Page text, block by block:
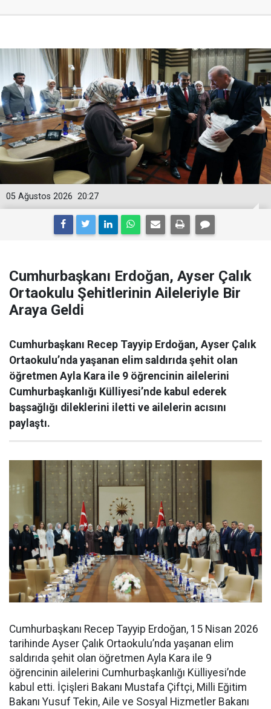
20:27
05 Ağustos 2026
Cumhurbaşkanı Erdoğan, Ayser Çalık
Ortaokulu Şehitlerinin Aileleriyle Bir
Araya Geldi
Cumhurbaşkanı Recep Tayyip Erdoğan, Ayser Çalık
Ortaokulu’nda yaşanan elim saldırıda şehit olan
öğretmen Ayla Kara ile 9 öğrencinin ailelerini
Cumhurbaşkanlığı Külliyesi’nde kabul ederek
başsağlığı dileklerini iletti ve ailelerin acısını
paylaştı.
Cumhurbaşkanı Recep Tayyip Erdoğan, 15 Nisan 2026
tarihinde Ayser Çalık Ortaokulu’nda yaşanan elim
saldırıda şehit olan öğretmen Ayla Kara ile 9
öğrencinin ailelerini Cumhurbaşkanlığı Külliyesi’nde
kabul etti. İçişleri Bakanı Mustafa Çiftçi, Milli Eğitim
Bakanı Yusuf Tekin, Aile ve Sosyal Hizmetler Bakanı